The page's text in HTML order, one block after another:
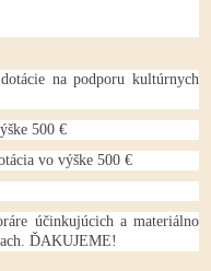
na podporu kultúrnych
500 €
vo výške 500 €
účinkujúcich a materiálno
ĎAKUJEME!